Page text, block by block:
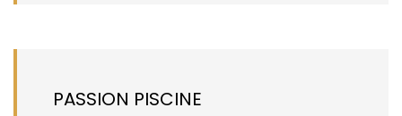
PASSION PISCINE